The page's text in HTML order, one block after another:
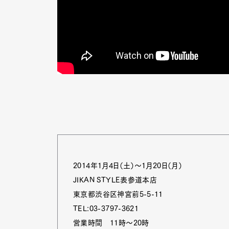
2014年1月4日（土）～1月20日（月）
JIKAN STYLE表参道本店
東京都渋谷区神宮前5-5-11
TEL:03-3797-3621
営業時間 11時～20時